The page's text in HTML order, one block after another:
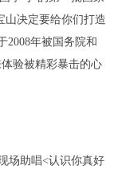
决定要给你们打造
2008年被国务院和
验被精彩暴击的心
助唱<认识你真好